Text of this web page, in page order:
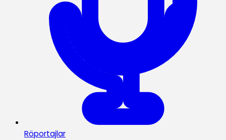
Röportajlar